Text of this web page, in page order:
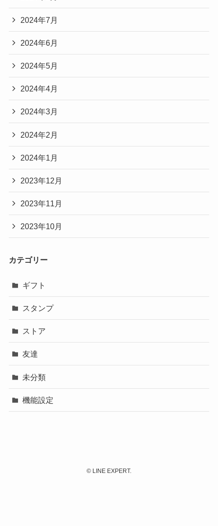
2024年7月
2024年6月
2024年5月
2024年4月
2024年3月
2024年2月
2024年1月
2023年12月
2023年11月
2023年10月
カテゴリー
ギフト
スタンプ
ストア
友達
未分類
機能設定
© LINE EXPERT.